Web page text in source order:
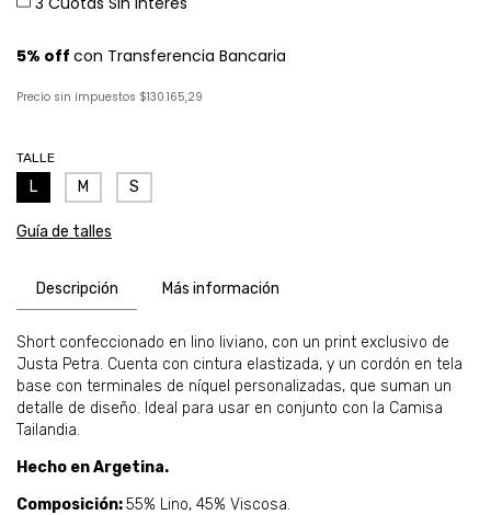
Precio sin impuestos $130.165,29
TALLE
L M S
Guía de talles
Descripción Más información
Short confeccionado en lino liviano, con un print exclusivo de
Justa Petra. Cuenta con cintura elastizada, y un cordón en tela
base con terminales de níquel personalizadas, que suman un
detalle de diseño. Ideal para usar en conjunto con la Camisa
Tailandia.
Hecho en Argetina.
Composición:55% Lino, 45% Viscosa.